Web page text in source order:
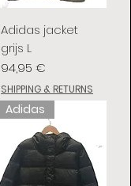
Adidas jacket
grijs L
Preis
94,95 €
SHIPPING & RETURNS
Adidas